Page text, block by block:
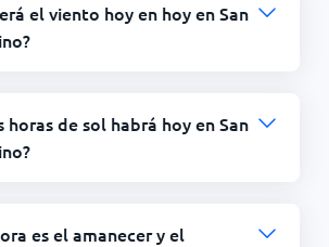
el viento hoy en hoy en San
horas de sol habrá hoy en San
es el amanecer y el